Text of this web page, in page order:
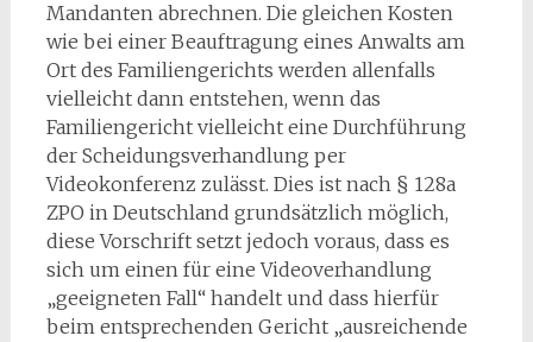
Mandanten abrechnen. Die gleichen Kosten
wie bei einer Beauftragung eines Anwalts am
Ort des Familiengerichts werden allenfalls
vielleicht dann entstehen, wenn das
Familiengericht vielleicht eine Durchführung
der Scheidungsverhandlung per
Videokonferenz zulässt. Dies ist nach § 128a
ZPO in Deutschland grundsätzlich möglich,
diese Vorschrift setzt jedoch voraus, dass es
sich um einen für eine Videoverhandlung
„geeigneten Fall“ handelt und dass hierfür
beim entsprechenden Gericht „ausreichende